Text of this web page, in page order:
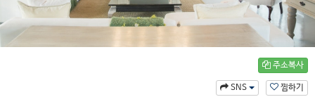
주소복사
찜하기
SNS